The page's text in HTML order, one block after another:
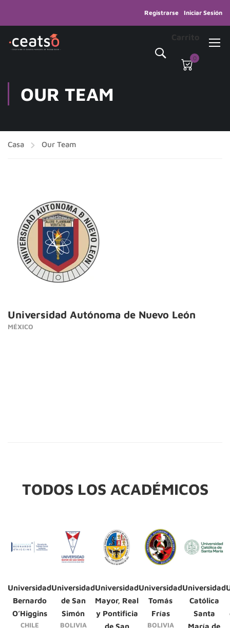
Registrarse Iniciar Sesión
Carrito
0
OUR TEAM
Casa Our Team
Universidad Autónoma de Nuevo León
MÉXICO
TODOS LOS ACADÉMICOS
Universidad
Bernardo
O’Higgins
CHILE
Universidad
de San
Simón
BOLIVIA
Universidad
Mayor, Real
y Pontificia
de San
Universidad
Tomás
Frías
BOLIVIA
Universidad
Católica
Santa
María de